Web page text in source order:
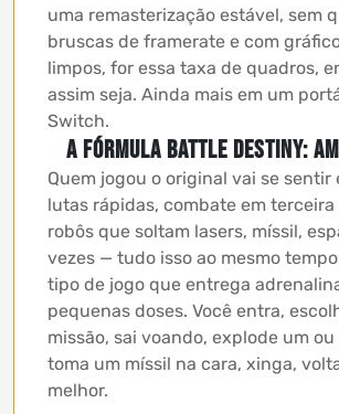
uma remasterização estável, sem
bruscas de framerate e com
limpos, for essa taxa de quadros,
assim seja. Ainda mais em um
Switch.
A fórmula Battle Destiny:
Quem jogou o original vai se sentir
lutas rápidas, combate em terceira
robôs que soltam lasers, míssil,
vezes — tudo isso ao mesmo
tipo de jogo que entrega
pequenas doses. Você entra,
missão, sai voando, explode um ou
toma um míssil na cara, xinga,
melhor.